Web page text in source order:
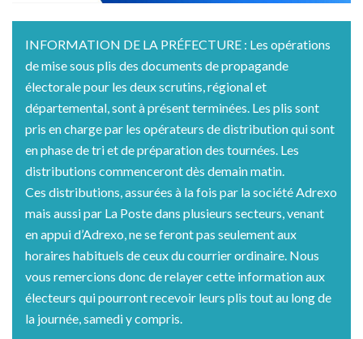
INFORMATION DE LA PRÉFECTURE : Les opérations
de mise sous plis des documents de propagande
électorale pour les deux scrutins, régional et
départemental, sont à présent terminées. Les plis sont
pris en charge par les opérateurs de distribution qui sont
en phase de tri et de préparation des tournées. Les
distributions commenceront dès demain matin.
Ces distributions, assurées à la fois par la société Adrexo
mais aussi par La Poste dans plusieurs secteurs, venant
en appui d’Adrexo, ne se feront pas seulement aux
horaires habituels de ceux du courrier ordinaire. Nous
vous remercions donc de relayer cette information aux
électeurs qui pourront recevoir leurs plis tout au long de
la journée, samedi y compris.